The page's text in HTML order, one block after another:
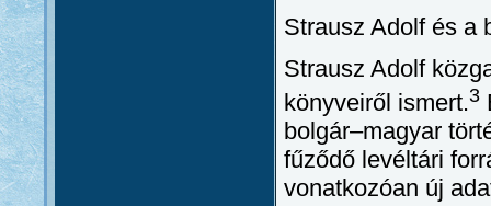
Strausz Adolf és a
Strausz Adolf
könyveiről ismert.3
bolgár–magyar
fűződő levéltári
vonatkozóan új